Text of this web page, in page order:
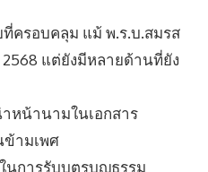
ครอบคลุม แม้ พ.ร.บ.สมรส
แต่ยังมีหลายด้านที่ยัง
หน้านามในเอกสาร
ข้ามเพศ
นการรับบุตรบุญธรรม